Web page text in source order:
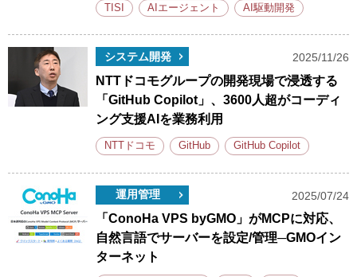
TISI AIエージェント AI駆動開発
システム開発 2025/11/26
NTTドコモグループの開発現場で浸透する
「GitHub Copilot」、3600人超がコーディ
ング支援AIを業務利用
NTTドコモ GitHub GitHub Copilot
運用管理 2025/07/24
「ConoHa VPS byGMO」がMCPに対応、
自然言語でサーバーを設定/管理─GMOイン
ターネット